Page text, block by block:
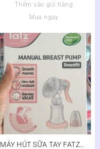
Thêm vào giỏ hàng
Mua ngay
MÁY HÚT SỮA TAY FATZ